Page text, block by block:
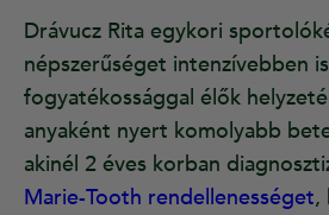
Drávucz Rita egykori
népszerűséget intenzívebben
fogyatékossággal élők
anyaként nyert komolyabb
akinél 2 éves korban
Marie-Tooth rendellenességet,